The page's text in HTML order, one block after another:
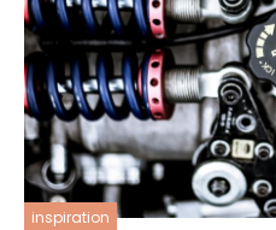
inspiration